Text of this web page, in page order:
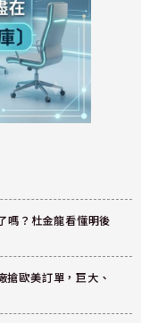
嗎？杜金龍看懂明後
歐美訂單，巨大、